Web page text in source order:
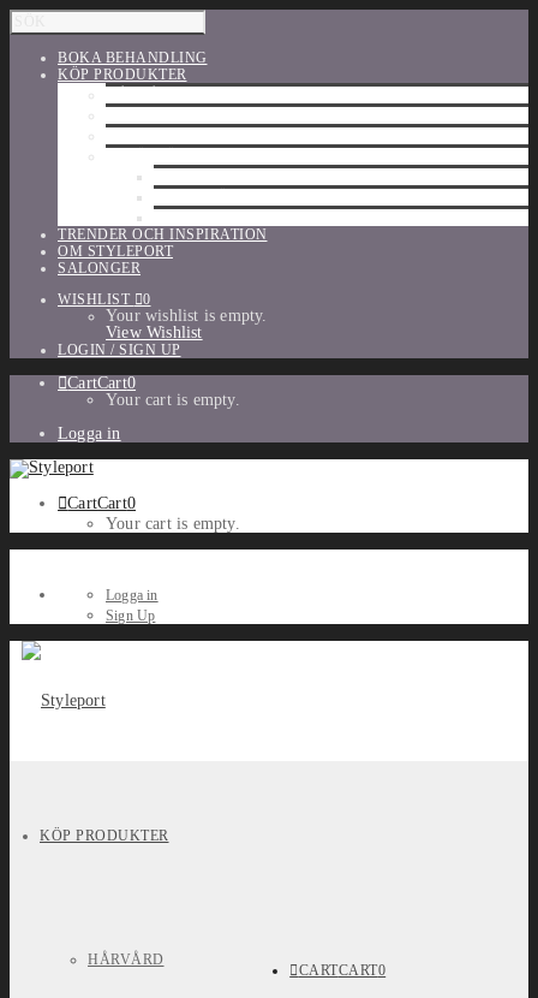
BOKA BEHANDLING
KÖP PRODUKTER
TRENDER OCH INSPIRATION
OM STYLEPORT
SALONGER
WISHLIST
0
Your wishlist is empty.
View Wishlist
LOGIN / SIGN UP
CartCart0
Your cart is empty.
Logga in
CartCart0
Your cart is empty.
Logga in
Sign Up
KÖP PRODUKTER
HÅRVÅRD
CARTCART0